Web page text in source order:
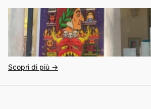
Scopri di più ->